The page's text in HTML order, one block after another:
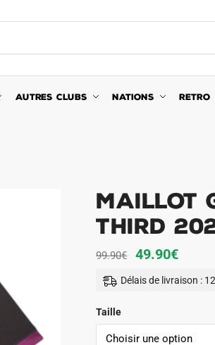
AUTRES CLUBS NATIONS RETRO
Maillot
Third
99.90€
Le
prix
99.90€.
49.90€Le
prix
49.90€.
Délais de livraison :
Taille